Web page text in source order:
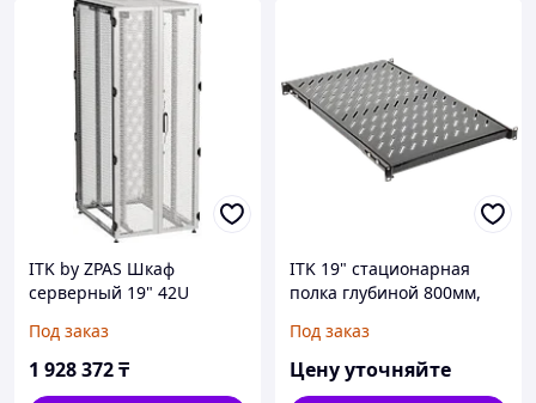
ITK by ZPAS Шкаф
серверный 19" 42U
двухстворчатые
перфорированные двери
Под заказ
1 928 372₸
ITK 19" стационарная
полка глубиной 800мм,
Под заказ
Цену уточняйте